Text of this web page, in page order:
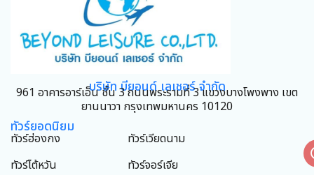
บริษัท บียอนด์ เลเชอร์ จำกัด
961 อาคารอาร์เอ็น ชั้น 3 ถนนพระรามที่ 3 แขวงบางโพงพาง เขต
ยานนาวา กรุงเทพมหานคร 10120
ทัวร์ยอดนิยม
ทัวร์ฮ่องกง
ทัวร์ไต้หวัน
ทัวร์เวียดนาม
ทัวร์จอร์เจีย